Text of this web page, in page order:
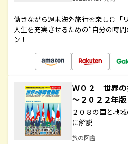
働きながら週末海外旅行を楽しむ「
人生を充実させるための“自分の時
ン！
Ｗ０２ 世界
～２０２２年版
２０８の国と地
に解説
旅の図鑑